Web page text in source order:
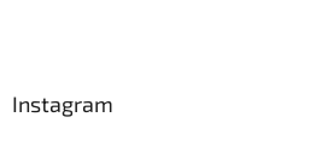
Instagram